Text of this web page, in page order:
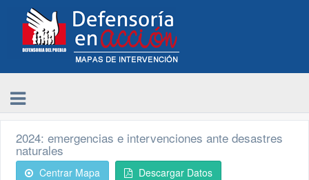
2024: emergencias e intervenciones ante desastres
naturales
Centrar Mapa Descargar Datos